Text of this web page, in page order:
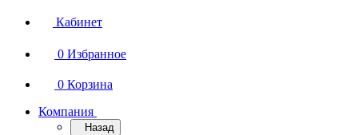
Кабинет
0 Избранное
0 Корзина
Компания
Назад